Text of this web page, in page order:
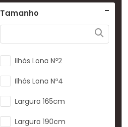
Camuflado Tradicional
0.40mm
0.50mm
0.80mm
Tamanho
Ilhós Lona Nº2
Ilhós Lona Nº4
Largura 165cm
Largura 190cm